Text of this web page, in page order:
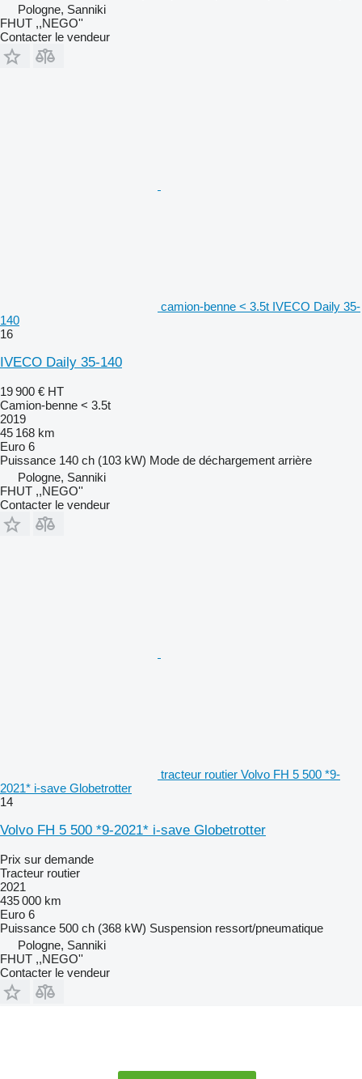
Pologne, Sanniki
FHUT ,,NEGO''
Contacter le vendeur
camion-benne < 3.5t IVECO Daily 35-
140
16
IVECO Daily 35-140
19 900 € HT
Camion-benne < 3.5t
2019
45 168 km
Euro 6
Puissance 140 ch (103 kW) Mode de déchargement arrière
Pologne, Sanniki
FHUT ,,NEGO''
Contacter le vendeur
tracteur routier Volvo FH 5 500 *9-
2021* i-save Globetrotter
14
Volvo FH 5 500 *9-2021* i-save Globetrotter
Prix sur demande
Tracteur routier
2021
435 000 km
Euro 6
Puissance 500 ch (368 kW) Suspension ressort/pneumatique
Pologne, Sanniki
FHUT ,,NEGO''
Contacter le vendeur